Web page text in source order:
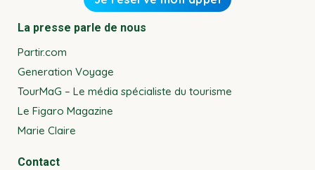
La presse parle de nous
Partir.com
Generation Voyage
TourMaG – Le média spécialiste du tourisme
Le Figaro Magazine
Marie Claire
Contact